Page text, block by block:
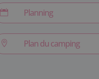
 Planning
 Plan du camping